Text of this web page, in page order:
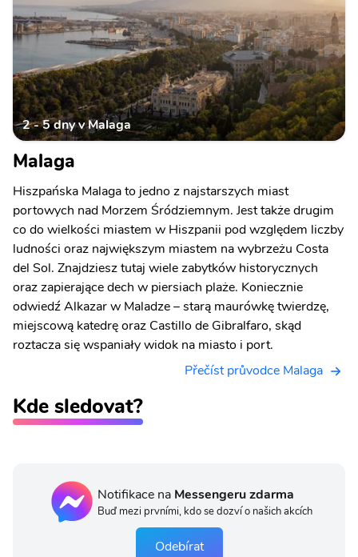
2 - 5 dny v Malaga
Malaga
Hiszpańska Malaga to jedno z najstarszych miast
portowych nad Morzem Śródziemnym. Jest także drugim
co do wielkości miastem w Hiszpanii pod względem liczby
ludności oraz największym miastem na wybrzeżu Costa
del Sol. Znajdziesz tutaj wiele zabytków historycznych
oraz zapierające dech w piersiach plaże. Koniecznie
odwiedź Alkazar w Maladze – starą maurówkę twierdzę,
miejscową katedrę oraz Castillo de Gibralfaro, skąd
roztacza się wspaniały widok na miasto i port.
Přečíst průvodce Malaga
Kde sledovat?
Notifikace na Messengeru zdarma
Buď mezi prvními, kdo se dozví o našich akcích
Odebírat